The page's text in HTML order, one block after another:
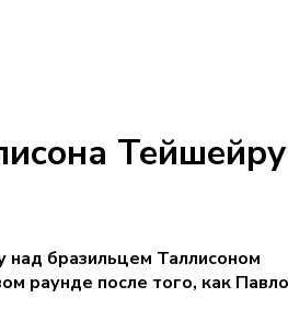
бразильцем Таллисоном
раунде после того, как